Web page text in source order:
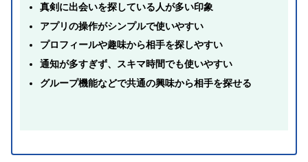
真剣に出会いを探している人が多い印象
アプリの操作がシンプルで使いやすい
プロフィールや趣味から相手を探しやすい
通知が多すぎず、スキマ時間でも使いやすい
グループ機能などで共通の興味から相手を探せる